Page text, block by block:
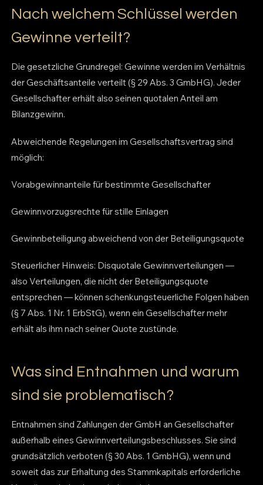
Nach welchem Schlüssel werden
Gewinne verteilt?
Die gesetzliche Grundregel: Gewinne werden im Verhältnis
der Geschäftsanteile verteilt (§ 29 Abs. 3 GmbHG). Jeder
Gesellschafter erhält also seinen quotalen Anteil am
Bilanzgewinn.
Abweichende Regelungen im Gesellschaftsvertrag sind
möglich:
Vorabgewinnanteile für bestimmte Gesellschafter
Gewinnvorzugsrechte für stille Einlagen
Gewinnbeteiligung abweichend von der Beteiligungsquote
Steuerlicher Hinweis: Disquotale Gewinnverteilungen —
also Verteilungen, die nicht der Beteiligungsquote
entsprechen — können schenkungsteuerliche Folgen haben
(§ 7 Abs. 1 Nr. 1 ErbStG), wenn ein Gesellschafter mehr
erhält als ihm nach seiner Quote zustünde.
Was sind Entnahmen und warum
sind sie problematisch?
Entnahmen sind Zahlungen der GmbH an Gesellschafter
außerhalb eines Gewinnverteilungsbeschlusses. Sie sind
grundsätzlich verboten (§ 30 Abs. 1 GmbHG), wenn und
soweit das zur Erhaltung des Stammkapitals erforderliche